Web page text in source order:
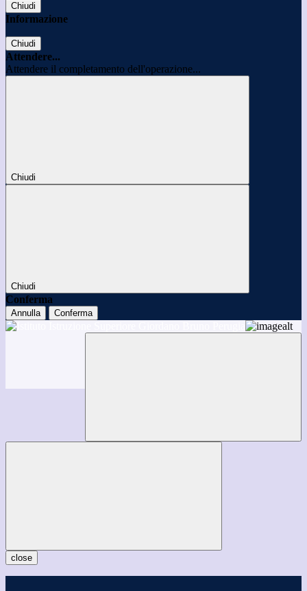
Chiudi
Informazione
Chiudi
Attendere...
Attendere il completamento dell'operazione...
Chiudi
Chiudi
Conferma
Annulla Conferma
close